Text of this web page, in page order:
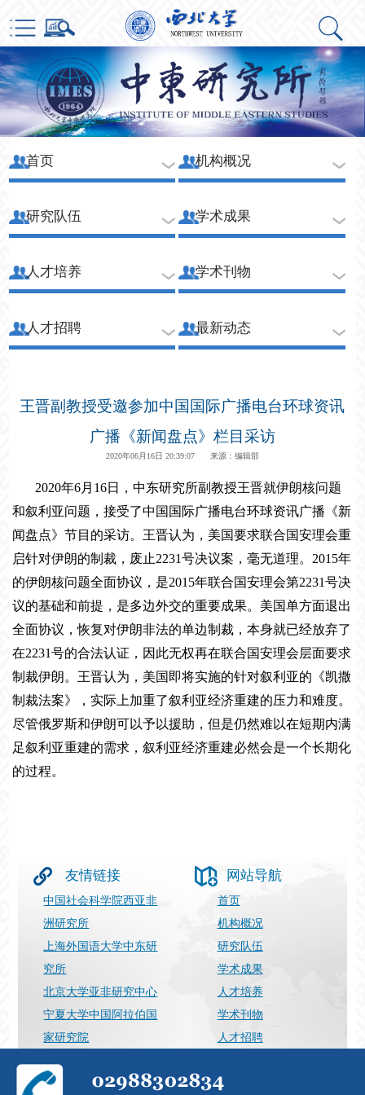
首页 机构概况
研究队伍 学术成果
人才培养 学术刊物
人才招聘 最新动态
王晋副教授受邀参加中国国际广播电台环球资讯
广播《新闻盘点》栏目采访
2020年06月16日 20:39:07 来源：编辑部
2020年6月 16日，中东研究所副教授王晋就伊朗核问题
和叙利亚问题，接受了中国国际广播电台环球资讯广播《新
闻盘点》节目的采访。王晋认为，美国要求联合国安理会重
启针对伊朗的制裁，废止2231号决议案，毫无道理。 2015年
的伊朗核问题全面协议，是2015年联合国安理会第2231号决
议的基础和前提，是多边外交的重要成果。美国单方面退出
全面协议，恢复对伊朗非法的单边制裁，本身就已经放弃了
在2231号的合法认证，因此无权再在联合国安理会层面要求
制裁伊朗。王晋认为，美国即将实施的针对叙利亚的《凯撒
制裁法案》，实际上加重了叙利亚经济重建的压力和难度。
尽管俄罗斯和伊朗可以予以援助，但是仍然难以在短期内满
足叙利亚重建的需求，叙利亚经济重建必然会是一个长期化
的过程。
友情链接
中国社会科学院西亚非
洲研究所
上海外国语大学中东研
究所
北京大学亚非研究中心
宁夏大学中国阿拉伯国
家研究院
网站导航
首页
机构概况
研究队伍
学术成果
人才培养
学术刊物
人才招聘